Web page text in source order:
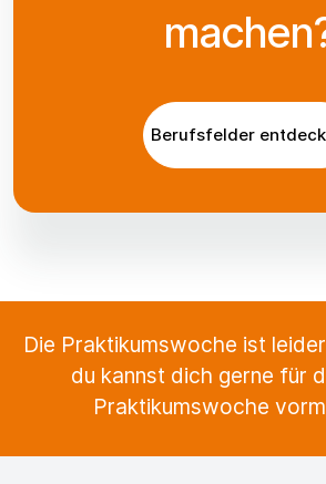
Berufsfelder
Die Praktikumswoche ist
du kannst dich gerne für
Praktikumswoche